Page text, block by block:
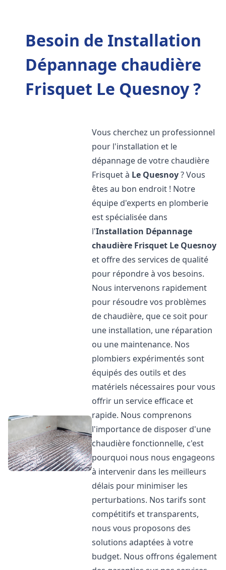
Besoin de Installation
Dépannage chaudière
Frisquet Le Quesnoy ?
Vous cherchez un professionnel
pour l'installation et le
dépannage de votre chaudière
Frisquet à Le Quesnoy? Vous
êtes au bon endroit ! Notre
équipe d'experts en plomberie
est spécialisée dans
l'Installation Dépannage
chaudière Frisquet Le Quesnoy
et offre des services de qualité
pour répondre à vos besoins.
Nous intervenons rapidement
pour résoudre vos problèmes
de chaudière, que ce soit pour
une installation, une réparation
ou une maintenance. Nos
plombiers expérimentés sont
équipés des outils et des
matériels nécessaires pour vous
offrir un service efficace et
rapide. Nous comprenons
l'importance de disposer d'une
chaudière fonctionnelle, c'est
pourquoi nous nous engageons
à intervenir dans les meilleurs
délais pour minimiser les
perturbations. Nos tarifs sont
compétitifs et transparents,
nous vous proposons des
solutions adaptées à votre
budget. Nous offrons également